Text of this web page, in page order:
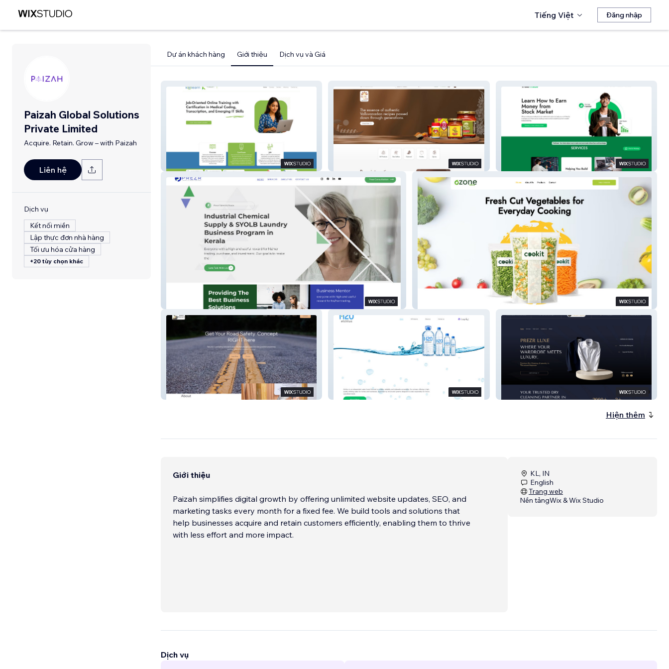
Tiếng Việt Đăng nhập
Paizah Global Solutions
Private Limited
Acquire. Retain. Grow – with Paizah
Liên hệ
Dịch vụ
Kết nối miền
Lập thực đơn nhà hàng
Tối ưu hóa cửa hàng
+20 tùy chọn khác
Dự án khách hàng Giới thiệu Dịch vụ và Giá
iTooTrade V3
Prezr Talent & Trade
SafesSavari ETCHTUO Prezr Luxe
Hiện thêm
Giới thiệu
Paizah simplifies digital growth by offering unlimited website updates, SEO, and
marketing tasks every month for a fixed fee. We build tools and solutions that
help businesses acquire and retain customers efficiently, enabling them to thrive
with less effort and more impact.
KL, IN
English
Trang web
Nền tảngWix & Wix Studio
Dịch vụ